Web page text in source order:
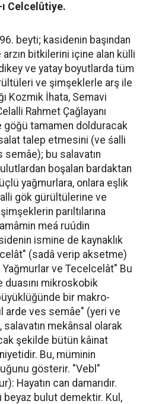
Celcelûtiye.
beyti; kasidenin başından
bitkilerini içine alan külli
ve yatay boyutlarda tüm
ve şimşeklerle arş ile
Kozmik İhata, Semavi
Rahmet Çağlayanı
göğü tamamen dolduracak
talep etmesini (ve śalli
bu salavatın
boşalan bardaktan
yağmurlara, onlara eşlik
gök gürültülerine ve
parıltılarına
meá ruúdin
ismine de kaynaklık
(sadâ verip aksetme)
Yağmurlar ve Tecelcelât" Bu
duasını mikroskobik
bir makro-
arde ves semâe" (yeri ve
mekânsal olarak
şekilde bütün kâinat
Bu, müminin
gösterir. ​"Vebl"
Hayatın can damarıdır.
beyaz bulut demektir. Kul,